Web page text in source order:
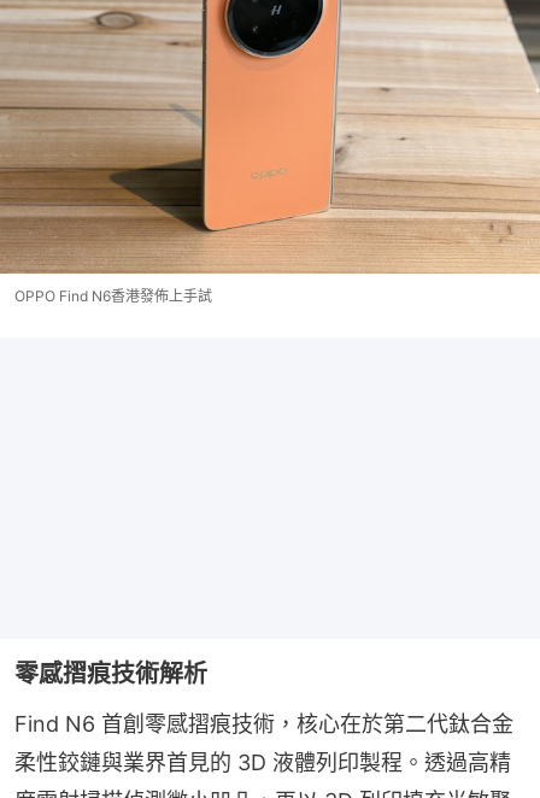
OPPO Find N6香港發佈上手試
零感摺痕技術解析
Find N6 首創零感摺痕技術，核心在於第二代鈦合金
柔性鉸鏈與業界首見的 3D 液體列印製程。透過高精